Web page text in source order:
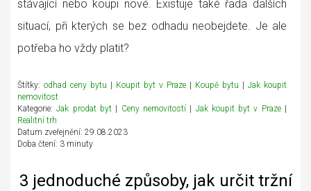
stávající nebo koupi nové. Existuje také řada dalších
situací, při kterých se bez odhadu neobejdete. Je ale
potřeba ho vždy platit?
Štítky: odhad ceny bytu | Koupit byt v Praze | Koupě bytu | Jak koupit
nemovitost
Kategorie:Jak prodat byt| Ceny nemovitostí | Jak koupit byt v Praze|
Realitní trh
Datum zveřejnění: 29.08.2023
Doba čtení: 3 minuty
3 jednoduché způsoby, jak určit tržní